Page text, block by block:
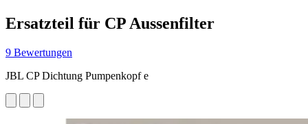
Ersatzteil für CP Aussenfilter
9 Bewertungen
JBL CP Dichtung Pumpenkopf e